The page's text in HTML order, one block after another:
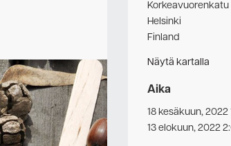
jäsenyydestä
Korkeavuorenkatu
Helsinki
Finland
Näytä kartalla
Aika
18 kesäkuun, 2022
13 elokuun, 2022